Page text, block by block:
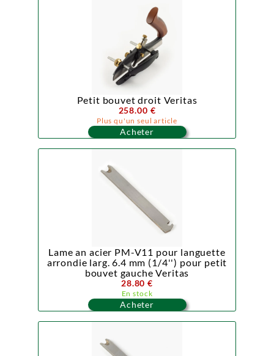
Petit bouvet droit Veritas
258.00 €
Plus qu'un seul article
Acheter
Lame an acier PM-V11 pour languette
arrondie larg. 6.4 mm (1/4'') pour petit
bouvet gauche Veritas
28.80 €
En stock
Acheter